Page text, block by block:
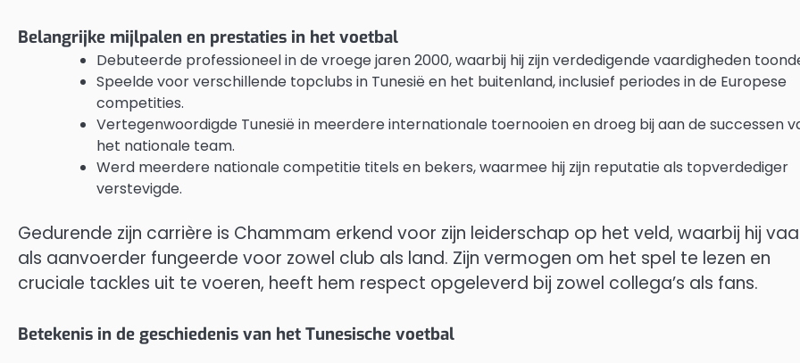
Belangrijke mijlpalen en prestaties in het voetbal
Debuteerde professioneel in de vroege jaren 2000, waarbij hij zijn verdedigende vaardigheden
Speelde voor verschillende topclubs in Tunesië en het buitenland, inclusief periodes in de Europese
competities.
Vertegenwoordigde Tunesië in meerdere internationale toernooien en droeg bij aan de successen
het nationale team.
Werd meerdere nationale competitie titels en bekers, waarmee hij zijn reputatie als topverdediger
verstevigde.
Gedurende zijn carrière is Chammam erkend voor zijn leiderschap op het veld, waarbij hij
als aanvoerder fungeerde voor zowel club als land. Zijn vermogen om het spel te lezen en
cruciale tackles uit te voeren, heeft hem respect opgeleverd bij zowel collega’s als fans.
Betekenis in de geschiedenis van het Tunesische voetbal